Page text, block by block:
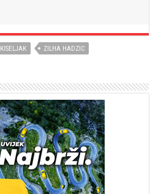
KISELJAK ZILHA HADZIC